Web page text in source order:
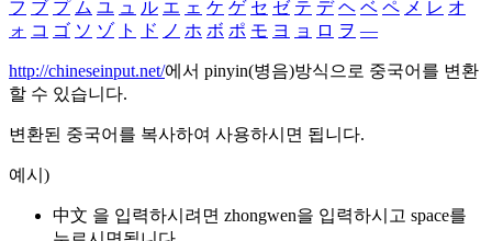
フ ブ プ ム ユ ュ ル エ ェ ケ ゲ セ ゼ テ デ ヘ ベ ペ メ レ オ
ォ コ ゴ ソ ゾ ト ド ノ ホ ボ ポ モ ヨ ョ ロ ヲ ―
http://chineseinput.net/에서 pinyin(병음)방식으로 중국어를 변환
할 수 있습니다.
변환된 중국어를 복사하여 사용하시면 됩니다.
예시)
中文 을 입력하시려면 zhongwen을 입력하시고 space를